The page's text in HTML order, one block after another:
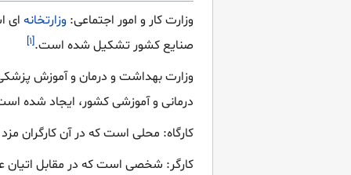
وزارت کار و امور اجتماعی: وزارتخانه ای
صنایع کشور تشکیل شده است.[۱]
وزارت بهداشت و درمان و آموزش
درمانی و آموزشی کشور، ایجاد شده
کارگاه: محلی است که در آن کارگران
کارگر: شخصی است که در مقابل اتیان